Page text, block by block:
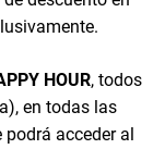
HOUR, todos
en todas las
acceder al